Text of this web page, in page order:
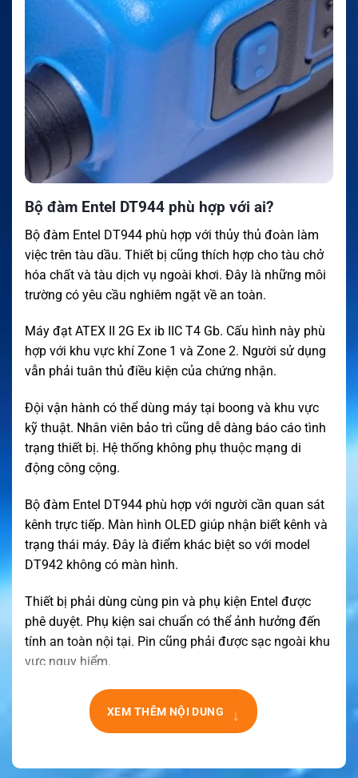
Bộ đàm Entel DT944 phù hợp với ai?
Bộ đàm Entel DT944 phù hợp với thủy thủ đoàn làm
việc trên tàu dầu. Thiết bị cũng thích hợp cho tàu chở
hóa chất và tàu dịch vụ ngoài khơi. Đây là những môi
trường có yêu cầu nghiêm ngặt về an toàn.
Máy đạt ATEX II 2G Ex ib IIC T4 Gb. Cấu hình này phù
hợp với khu vực khí Zone 1 và Zone 2. Người sử dụng
vẫn phải tuân thủ điều kiện của chứng nhận.
Đội vận hành có thể dùng máy tại boong và khu vực
kỹ thuật. Nhân viên bảo trì cũng dễ dàng báo cáo tình
trạng thiết bị. Hệ thống không phụ thuộc mạng di
động công cộng.
Bộ đàm Entel DT944 phù hợp với người cần quan sát
kênh trực tiếp. Màn hình OLED giúp nhận biết kênh và
trạng thái máy. Đây là điểm khác biệt so với model
DT942 không có màn hình.
Thiết bị phải dùng cùng pin và phụ kiện Entel được
phê duyệt. Phụ kiện sai chuẩn có thể ảnh hưởng đến
tính an toàn nội tại. Pin cũng phải được sạc ngoài khu
vực nguy hiểm.
Ứng dụng thực tế của bộ đàm Entel DT944
Bộ đàm Entel DT944 hỗ trợ liên lạc giữa buồng điều
đổi về vận hành, bảo trì hoặc điều phối công việc.
XEM THÊM NỘI DUNG ↓